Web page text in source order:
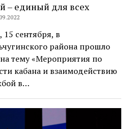
– единый для всех
сентября, в
района прошло
тему «Мероприятия по
кабана и взаимодействию
в…